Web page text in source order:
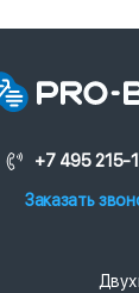
+7 495 215-
Заказать